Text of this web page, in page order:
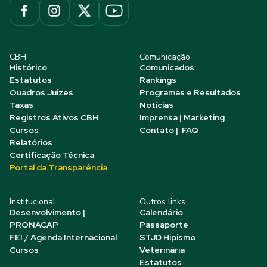
CBH
Histórico
Estatutos
Quadros Juízes
Taxas
Registros Ativos CBH
Cursos
Relatórios
Certificação Técnica
Portal da Transparência
Comunicação
Comunicados
Rankings
Programas e Resultados
Notícias
Imprensa | Marketing
Contato | FAQ
Institucional
Desenvolvimento |
PRONACAP
FEI / Agenda Internacional
Cursos
Outros links
Calendário
Passaporte
STJD Hipismo
Veterinária
Estatutos